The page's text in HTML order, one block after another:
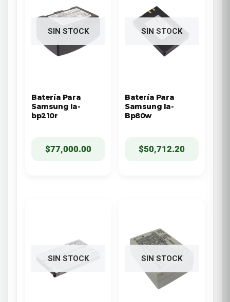
SIN STOCK
Batería Para
Samsung Ia-
bp210r
$77,000.00
SIN STOCK
Batería Para
Samsung Ia-
Bp80w
$50,712.20
SIN STOCK SIN STOCK